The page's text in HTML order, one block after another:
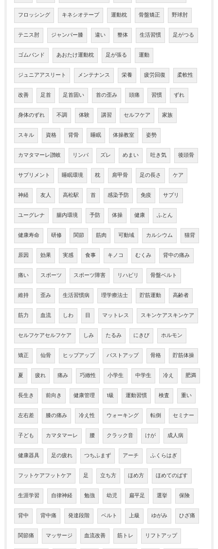
フロッシング キネシオテープ 運動枕 骨盤矯正 野球肘
テニス肘 ジャンパー膝 違い 整体 生活習慣 足がつる
ゴムバンド あおたけ運動枕 足が張る 運動
ジュニアアスリート メンテナンス 栄養 疲労回復 柔軟性
改善 足首 足首固い 首の歪み 頭痛 習慣 ずれ
身体のずれ 不調 体験 講習 セルフケア 家族
スキル 資格 背骨 睡眠 体操教室 姿勢
カマタマーレ讃岐 リンパ ズレ めまい 吐き気 後頭骨
サプリメント 睡眠環境 枕 肩甲骨 足の長さ ケア
神経 友人 高松駅 首 感染予防 免疫 サプリ
ユーグレナ 腸内環境 予防 体操 健康 ふとん
健康寿命 研修 関節 筋肉 可動域 カルシウム 猫背
原因 効果 実感 食事 キノコ むくみ 背中の痛み
痛い スポーツ スポーツ障害 リハビリ 骨盤ベルト
維持 歪み 生活習慣病 理学療法士 貯筋運動 高齢者
筋力 血流 しわ 目 マットレス スキンケアスキンケア
セルフケアセルフケア しみ たるみ にきび ホルモン
矯正 仙骨 ヒップアップ バストアップ 骨格 貯筋体操
夏 疲れ 痛み 巧緻性 小学生 中学生 冷え 肥満
長生き 前向き 健康管理 1級 運動習慣 検査 重い
左右差 膝の痛み 冷え性 ウォーキング 転倒 セミナー
子ども カマタマーレ 腰 クラック音 けが 成人病
健康器具 足の疲れ つちふまず アーチ ふくらはぎ
フットケアフットケア 足 立ち方 ほめ方 ほめてのばす
生涯学習 自律神経 勉強 幼児 扁平足 選挙 保険
背中 背中痛 発達段階 ベルト 上級 ゆがみ ひざ痛
関節痛 マッサージ 血流改善 筋トレ リフトアップ